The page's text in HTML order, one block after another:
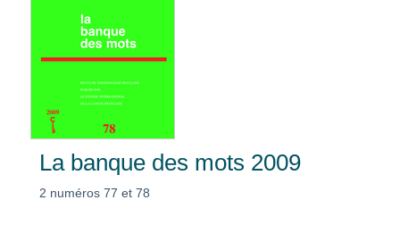
La banque des mots 2009
2 numéros 77 et 78